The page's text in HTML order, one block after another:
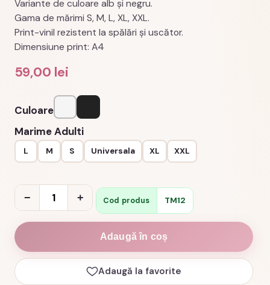
Variante de culoare alb şi negru.
Gama de mărimi S, M, L, XL, XXL.
Print-vinil rezistent la spălări şi uscător.
Dimensiune print: A4
59,00 lei
Culoare
Marime Adulti
L M S Universala XL XXL
−
Cantitate
Tricou
18
ani
working
on
+ Cod produs TM12
Adaugă în coș
Adaugă la favorite